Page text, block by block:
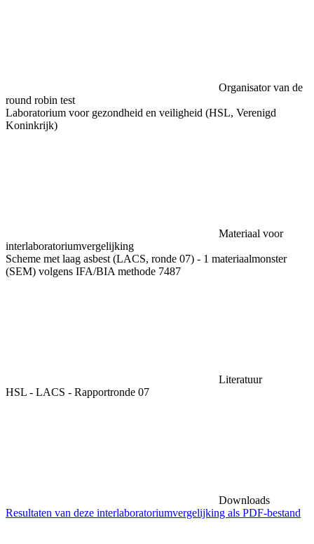
Organisator van de
round robin test
Laboratorium voor gezondheid en veiligheid (HSL, Verenigd
Koninkrijk)
Materiaal voor
interlaboratoriumvergelijking
Scheme met laag asbest (LACS, ronde 07) - 1 materiaalmonster
(SEM) volgens IFA/BIA methode 7487
Literatuur
HSL - LACS - Rapportronde 07
Downloads
Resultaten van deze interlaboratoriumvergelijking als PDF-bestand